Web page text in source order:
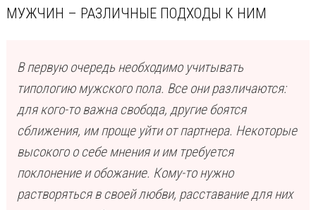
МУЖЧИН – РАЗЛИЧНЫЕ ПОДХОДЫ К НИМ
В первую очередь необходимо учитывать
типологию мужского пола. Все они различаются:
для кого-то важна свобода, другие боятся
сближения, им проще уйти от партнера. Некоторые
высокого о себе мнения и им требуется
поклонение и обожание. Кому-то нужно
растворяться в своей любви, расставание для них